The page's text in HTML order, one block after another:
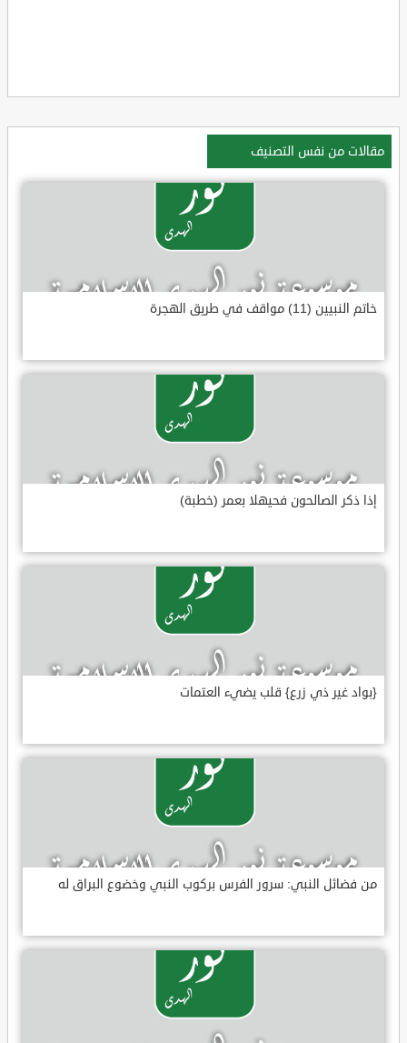
مقالات من نفس التصنيف
خاتم النبيين (11) مواقف في طريق الهجرة
إذا ذكر الصالحون فحيهلا بعمر (خطبة)
{بواد غير ذي زرع} قلب يضيء العتمات
من فضائل النبي: سرور الفرس بركوب النبي وخضوع البراق له